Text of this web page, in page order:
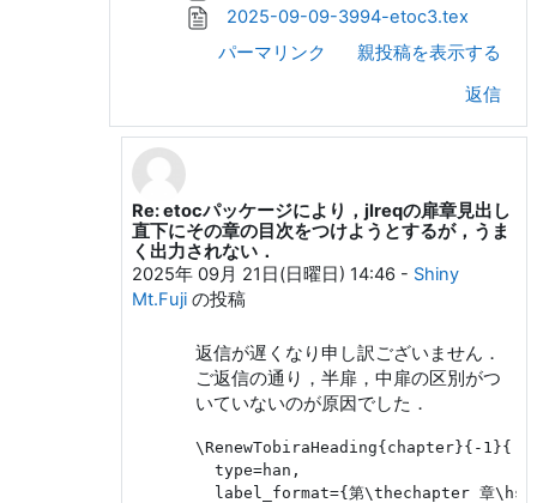
2025-09-09-3994-etoc3.tex
パーマリンク
親投稿を表示する
返信
和田 勇 への返信
Re: etocパッケージにより，jlreqの扉章見出し
直下にその章の目次をつけようとするが，うま
く出力されない．
2025年 09月 21日(日曜日) 14:46 - Shiny
Mt.Fuji の投稿
返信が遅くなり申し訳ございません．
ご返信の通り，半扉，中扉の区別がつ
いていないのが原因でした．
\RenewTobiraHeading{chapter}{-1}{
  type=han,
label_format={第\thechapter 章